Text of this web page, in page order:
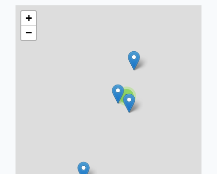
3
+
−